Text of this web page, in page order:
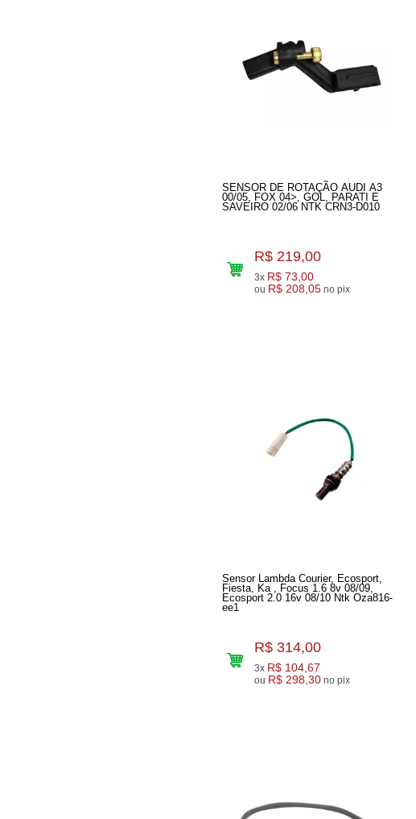
SENSOR DE ROTAÇÃO AUDI A3
00/05, FOX 04>, GOL, PARATI E
SAVEIRO 02/06 NTK CRN3-D010
R$ 219,00
3x R$ 73,00
ou R$ 208,05 no pix
Sensor Lambda Courier, Ecosport,
Fiesta, Ka , Focus 1.6 8v 08/09,
Ecosport 2.0 16v 08/10 Ntk Oza816-
ee1
R$ 314,00
3x R$ 104,67
ou R$ 298,30 no pix